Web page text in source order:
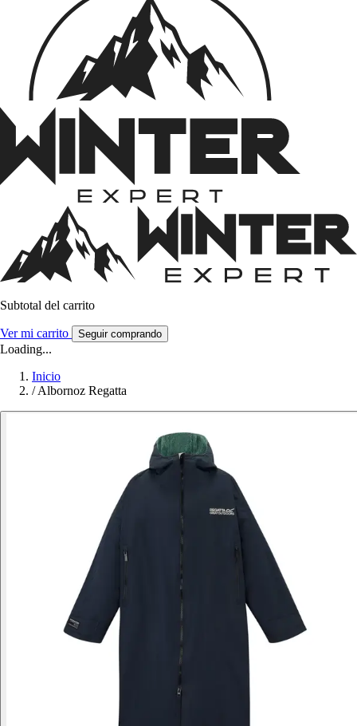
Subtotal del carrito
Ver mi carrito Seguir comprando
Loading...
Inicio
/ Albornoz Regatta